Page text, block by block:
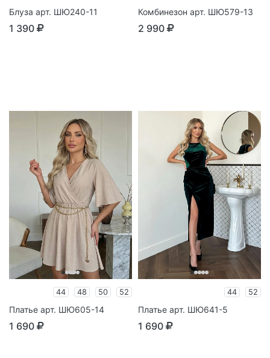
Блуза арт. ШЮ240-11
1 390
Комбинезон арт. ШЮ579-13
2 990
44 48 50 52
Платье арт. ШЮ605-14
1 690
44 52
Платье арт. ШЮ641-5
1 690